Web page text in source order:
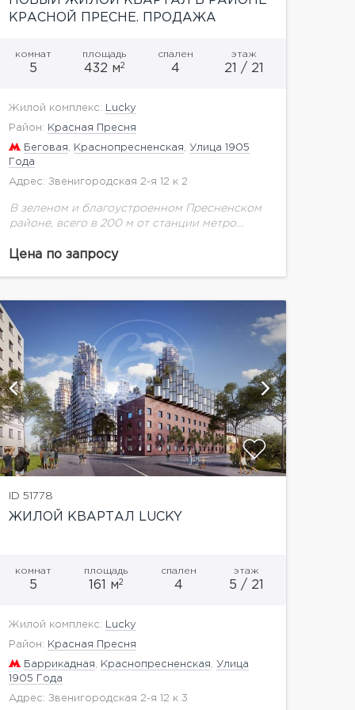
КРАСНОЙ ПРЕСНЕ. ПРОДАЖА
комнат
5
площадь
432 м2
спален
4
этаж
21 / 21
Жилой комплекс: Lucky
Район: Красная Пресня
Беговая Краснопресненская
Улица 1905
Года
Адрес: Звенигородская 2-я 12 к 2
В зеленом и благоустроенном Пресненском
районе, всего в 200 м от станции метро
проект комплексной застройки – жилой
Цена по запросу
ID 51778
ЖИЛОЙ КВАРТАЛ LUCKY
комнат
5
площадь
161 м2
спален
4
этаж
5 / 21
Жилой комплекс: Lucky
Район: Красная Пресня
Баррикадная Краснопресненская
Улица
1905 Года
Адрес: Звенигородская 2-я 12 к 3